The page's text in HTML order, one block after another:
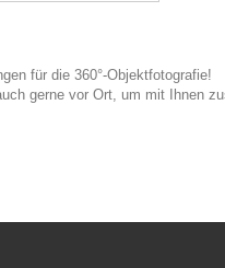
für die 360°-Objektfotografie!
gerne vor Ort, um mit Ihnen